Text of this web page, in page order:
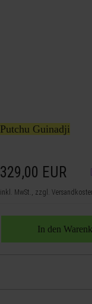
Putchu Guinadji
329,00 EUR
inkl. MwSt., zzgl.